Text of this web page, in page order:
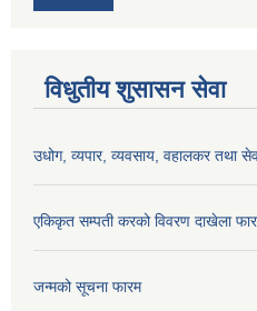
विधुतीय शुसासन सेवा
उधोग, व्यपार, व्यवसाय, वहालकर तथा
एकिकृत सम्पती करको विवरण दाखेला
जन्मको सूचना फारम